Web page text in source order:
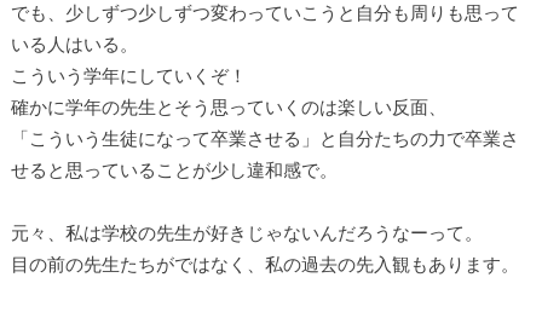
でも、少しずつ少しずつ変わっていこうと自分も周りも思って
いる人はいる。
こういう学年にしていくぞ！
確かに学年の先生とそう思っていくのは楽しい反面、
「こういう生徒になって卒業させる」と自分たちの力で卒業さ
せると思っていることが少し違和感で。
元々、私は学校の先生が好きじゃないんだろうなーって。
目の前の先生たちがではなく、私の過去の先入観もあります。